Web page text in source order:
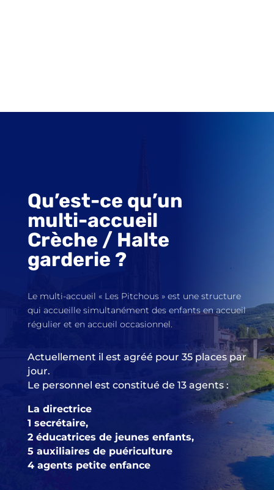
Qu’est-ce qu’un
multi-accueil
Crèche / Halte
garderie ?
Le multi-accueil « Les Pitchous » est une structure
qui accueille simultanément des enfants en accueil
régulier et en accueil occasionnel.
Actuellement il est agréé pour 35 places par
jour.
Le personnel est constitué de 13 agents :
La directrice
1 secrétaire,
2 éducatrices de jeunes enfants,
5 auxiliaires de puériculture
4 agents petite enfance